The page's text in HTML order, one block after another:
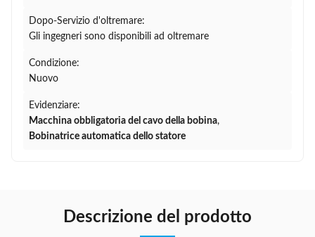
Dopo-Servizio d'oltremare:
Gli ingegneri sono disponibili ad oltremare
Condizione:
Nuovo
Evidenziare:
Macchina obbligatoria del cavo della bobina,
Bobinatrice automatica dello statore
Descrizione del prodotto